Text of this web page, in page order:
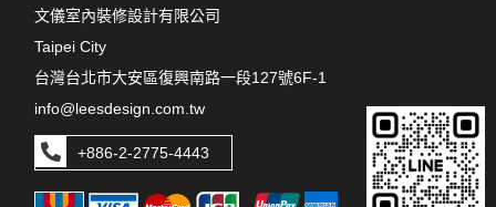
文儀室內裝修設計有限公司
Taipei City
台灣台北市大安區復興南路一段127號6F-1
info@leesdesign.com.tw
+886-2-2775-4443